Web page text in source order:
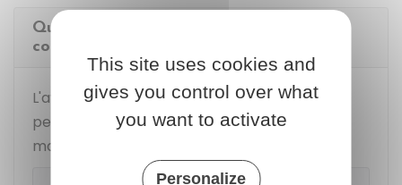
Quand et comment demander un avocat
commis d'office ?
L'avocat peut être commis d'office pour une
personne mineure et pour une personne
majeure pour assurer sa défense en justice.
This site uses cookies and
gives you control over what
you want to activate
Personalize